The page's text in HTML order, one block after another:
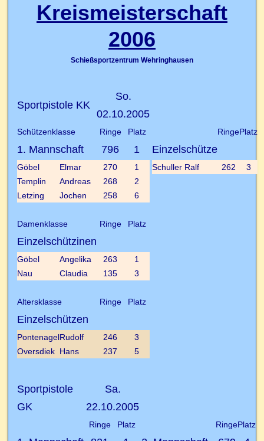
Kreismeisterschaft
2006
Schießsportzentrum Wehringhausen
Sportpistole KK
So.
02.10.2005
Schützenklasse Ringe Platz RingePlatz
1. Mannschaft 796 1 Einzelschütze
Göbel Elmar 270 1 Schuller Ralf 262
3
Templin
Andreas 268
2
Letzing
Jochen 258 6
Damenklasse Ringe Platz
Einzelschützinen
Göbel Angelika 263
1
Nau
Claudia 135 3
Altersklasse Ringe Platz
Einzelschützen
PontenagelRudolf 246
3
Oversdiek Hans 237 5
Sportpistole
GK
Sa.
22.10.2005
Ringe Platz RingePlatz